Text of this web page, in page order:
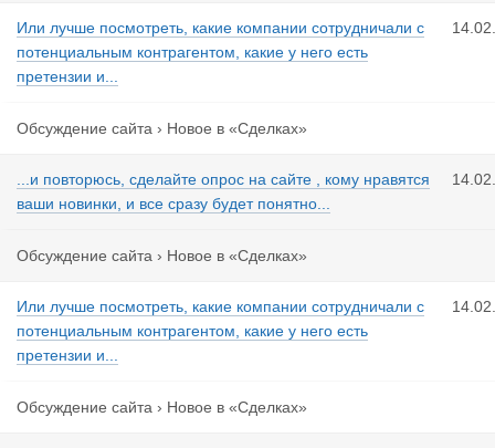
Или лучше посмотреть, какие компании сотрудничали с
потенциальным контрагентом, какие у него есть
претензии и...
Обсуждение сайта › Новое в «Сделках»
...и повторюсь, сделайте опрос на сайте , кому нравятся
ваши новинки, и все сразу будет понятно...
Обсуждение сайта › Новое в «Сделках»
Или лучше посмотреть, какие компании сотрудничали с
потенциальным контрагентом, какие у него есть
претензии и...
Обсуждение сайта › Новое в «Сделках»